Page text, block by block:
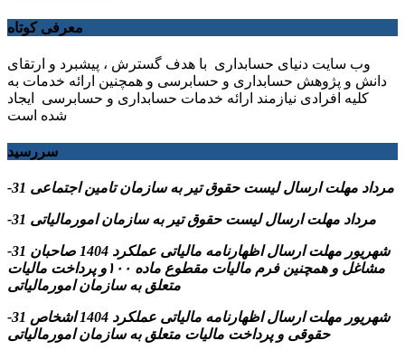
معرفی کوتاه
وب سایت دنیای حسابداری با هدف گسترش ، پیشبرد و ارتقای
دانش و پژوهش حسابداری و حسابرسی و همچنین ارائه خدمات به
کلیه افرادی نیازمند ارائه خدمات حسابداری و حسابرسی ایجاد
شده است
سررسید
-31 مرداد مهلت ارسال ليست حقوق تیر به سازمان تامین اجتماعی
-31 مرداد مهلت ارسال ليست حقوق تیر به سازمان امورمالیاتی
-31 شهریور مهلت ارسال اظهارنامه مالیاتی عملکرد 1404 صاحبان
مشاغل و همچنین فرم مالیات مقطوع ماده ۱۰۰و پرداخت مالیات
متعلق به سازمان امورمالیاتی
-31 شهریور مهلت ارسال اظهارنامه مالیاتی عملکرد 1404 اشخاص
حقوقی و پرداخت مالیات متعلق به سازمان امورمالیاتی